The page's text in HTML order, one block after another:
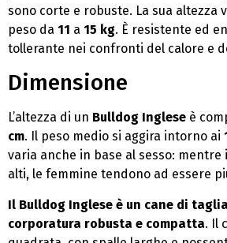
sono corte e robuste. La sua altezza
peso da 11 a 15 kg. È resistente ed
tollerante nei confronti del calore e
Dimensione
L’altezza di un Bulldog Inglese è
cm. Il peso medio si aggira intorno ai
varia anche in base al sesso: mentre
alti, le femmine tendono ad essere
Il Bulldog Inglese è un cane di
corporatura robusta e compatta. Il